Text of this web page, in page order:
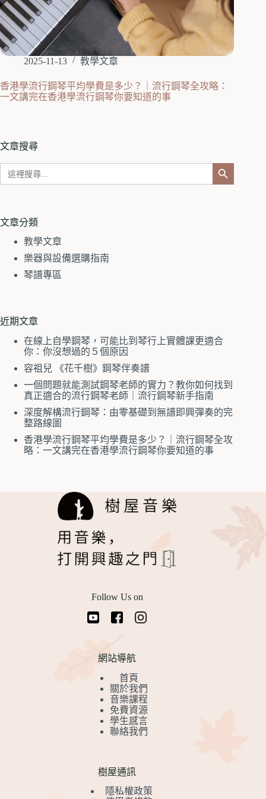
2025-11-13 教學文章
香港學流行鋼琴平均學費是多少？｜流行鋼琴全攻略：
一文講完在香港學流行鋼琴你要知道的事
文章搜尋
Search
for:
Search Button
文章分類
教學文章
樂器與設備選購指南
琴譜專區
近期文章
在線上自學鋼琴，可能比到琴行上實體課更適合
你：你沒想過的５個原因
容祖兒 《花千樹》鋼琴伴奏譜
一個問題就能測試鋼琴老師的實力？教你如何找到
真正適合的流行鋼琴老師｜流行鋼琴新手指南
深度解構流行鋼琴：由零基礎到無譜即興彈奏的完
整路線圖
香港學流行鋼琴平均學費是多少？｜流行鋼琴全攻
略：一文講完在香港學流行鋼琴你要知道的事
Follow Us on
網站導航
首頁
關於我們
音樂課程
免費資源
學生感言
聯絡我們
樹屋通訊
隱私權政策